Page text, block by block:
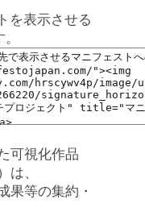
を表示させる
可視化作品
は、
果等の集約・